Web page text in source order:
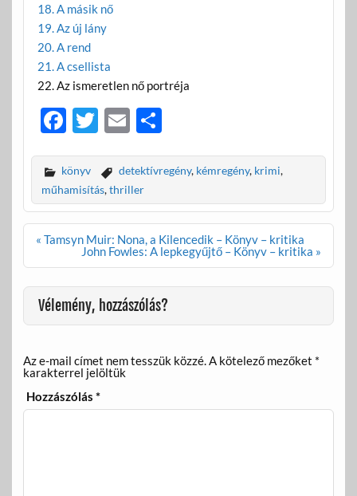
18. A másik nő
19. Az új lány
20. A rend
21. A csellista
22. Az ismeretlen nő portréja
F
e
b
o
o
k
T
itt
er
E
ail
O
za
m
e
g
könyv detektívregény, kémregény, krimi,
műhamisítás,thriller
Bejegyzés
navigáció
« Tamsyn Muir: Nona, a Kilencedik – Könyv – kritika
John Fowles: A lepkegyűjtő – Könyv – kritika »
Vélemény, hozzászólás?
Az e-mail címet nem tesszük közzé.A kötelező mezőket *
karakterrel jelöltük
Hozzászólás*